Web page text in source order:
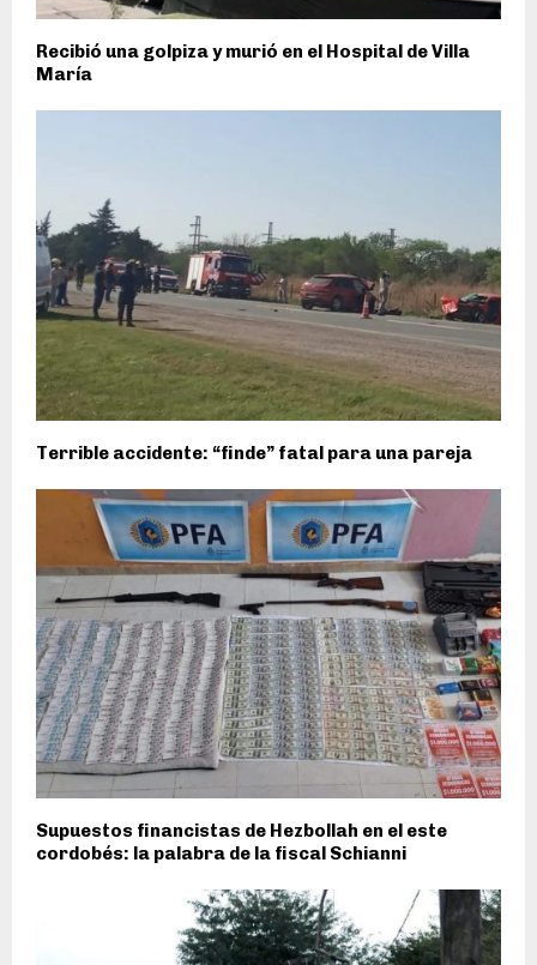
Recibió una golpiza y murió en el Hospital de Villa
María
Terrible accidente: “finde” fatal para una pareja
Supuestos financistas de Hezbollah en el este
cordobés: la palabra de la fiscal Schianni